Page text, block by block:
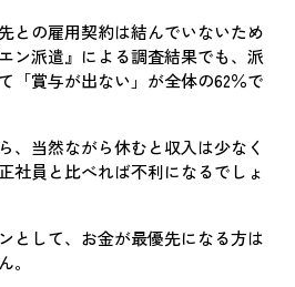
との雇用契約は結んでいないため
ン派遣』による調査結果でも、派
「賞与が出ない」が全体の62％で
、当然ながら休むと収入は少なく
社員と比べれば不利になるでしょ
として、お金が最優先になる方は
。